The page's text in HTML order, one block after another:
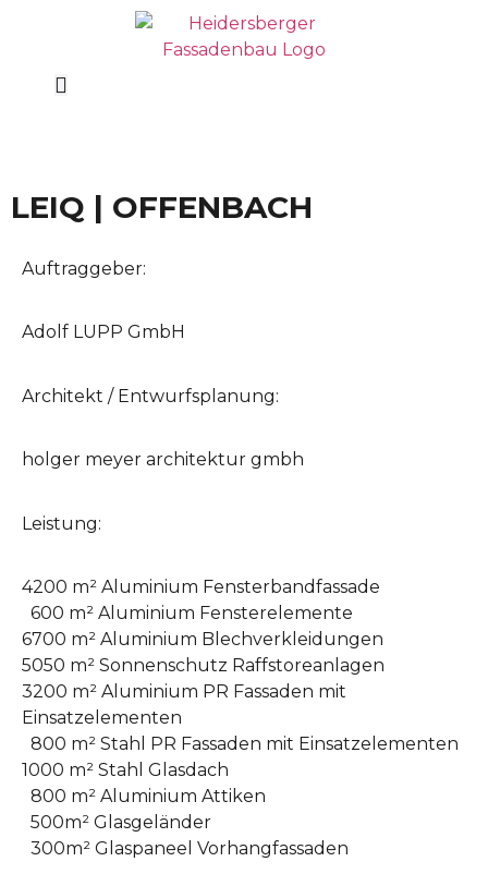
LEIQ | OFFENBACH
Auftraggeber:
Adolf LUPP GmbH
Architekt / Entwurfsplanung:
holger meyer architektur gmbh
Leistung:
4200 m² Aluminium Fensterbandfassade
600 m² Aluminium Fensterelemente
6700 m² Aluminium Blechverkleidungen
5050 m² Sonnenschutz Raffstoreanlagen
3200 m² Aluminium PR Fassaden mit
Einsatzelementen
800 m² Stahl PR Fassaden mit Einsatzelementen
1000 m² Stahl Glasdach
800 m² Aluminium Attiken
500m² Glasgeländer
300m² Glaspaneel Vorhangfassaden